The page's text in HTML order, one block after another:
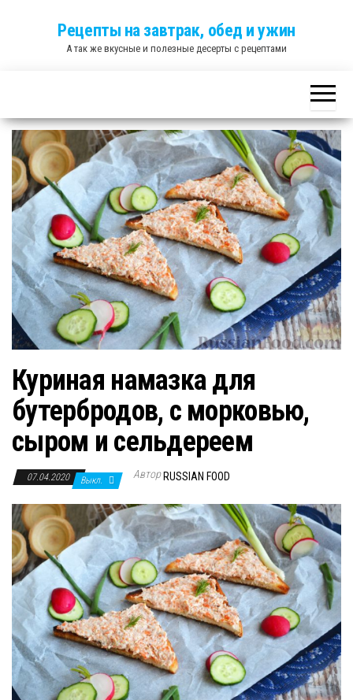
Рецепты на завтрак, обед и ужин
А так же вкусные и полезные десерты с рецептами
Куриная намазка для
бутербродов, с морковью,
сыром и сельдереем
07.04.2020 Выкл. Автор RUSSIAN FOOD